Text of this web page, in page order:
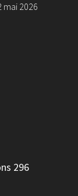
mai 2026
296